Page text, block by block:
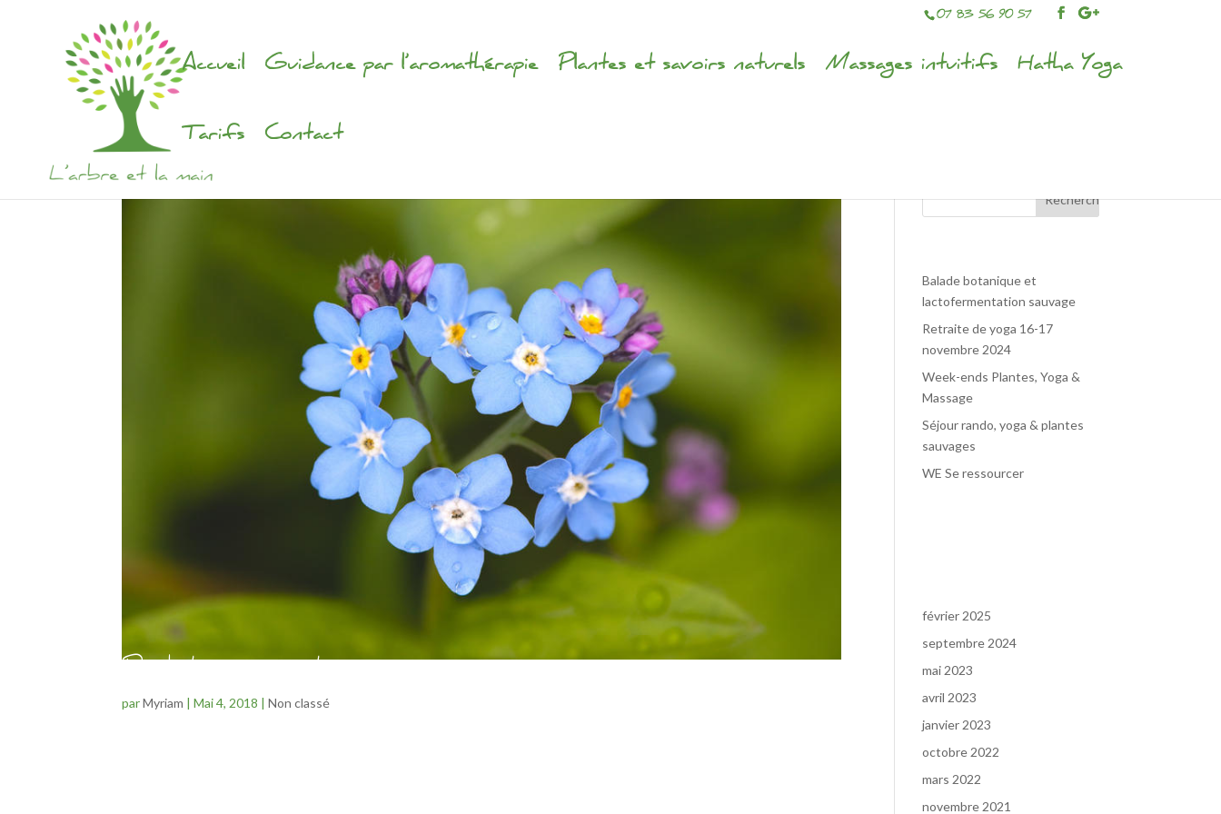
07 83 56 90 57
Accueil Guidance par l’aromathérapie Plantes et savoirs naturels Massages intuitifs Hatha Yoga
Tarifs Contact
parMyriam |Mai 4, 2018 |Non classé
Balade botanique et
lactofermentation sauvage
Retraite de yoga 16-17
novembre 2024
Week-ends Plantes, Yoga &
Massage
Séjour rando, yoga & plantes
sauvages
WE Se ressourcer
février 2025
septembre 2024
mai 2023
avril 2023
janvier 2023
octobre 2022
mars 2022
novembre 2021